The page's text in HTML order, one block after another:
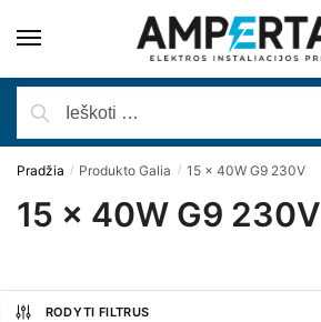
Pradžia / Produkto Galia / 15 x 40W G9 230V
15 x 40W G9 230V
RODYTI FILTRUS